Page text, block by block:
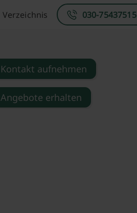
Verzeichnis 030-75437515
Kontakt aufnehmen
Angebote erhalten